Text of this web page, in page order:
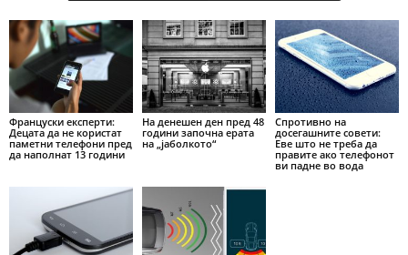
Француски експерти:
Децата да не користат
паметни телефони пред
да наполнат 13 години
На денешен ден пред 48
години започна ерата
на „јаболкото“
Спротивно на
досегашните совети:
Еве што не треба да
правите ако телефонот
ви падне во вода